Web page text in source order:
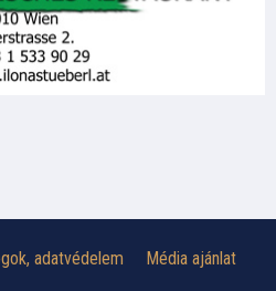
adatvédelem Média ajánlat